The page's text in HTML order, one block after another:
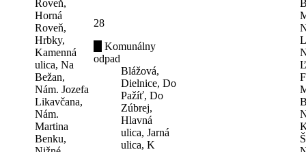
Roveň,
Horná
Roveň,
Hrbky,
Kamenná
ulica, Na
Bežan,
Nám. Jozefa
Likavčana,
Nám.
Martina
Benku,
28
Komunálny
odpad
Blážová,
Dielnice, Do
Pažíť, Do
Zúbrej,
Hlavná
ulica, Jarná
ulica, K